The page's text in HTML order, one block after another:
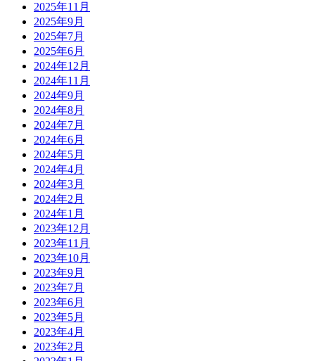
2025年11月
2025年9月
2025年7月
2025年6月
2024年12月
2024年11月
2024年9月
2024年8月
2024年7月
2024年6月
2024年5月
2024年4月
2024年3月
2024年2月
2024年1月
2023年12月
2023年11月
2023年10月
2023年9月
2023年7月
2023年6月
2023年5月
2023年4月
2023年2月